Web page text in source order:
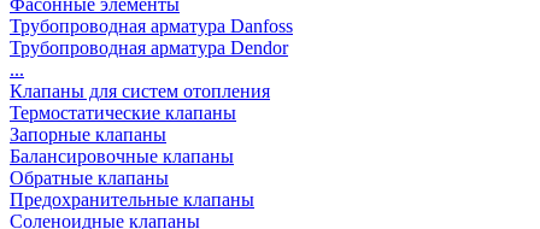
Фасонные элементы
Трубопроводная арматура Danfoss
Трубопроводная арматура Dendor
...
Клапаны для систем отопления
Термостатические клапаны
Запорные клапаны
Балансировочные клапаны
Обратные клапаны
Предохранительные клапаны
Соленоидные клапаны